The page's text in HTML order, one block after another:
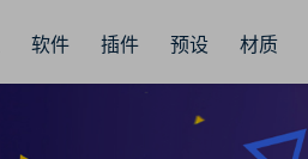
软件 插件 预设 材质